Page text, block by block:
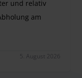
und relativ
am
5. August 2026